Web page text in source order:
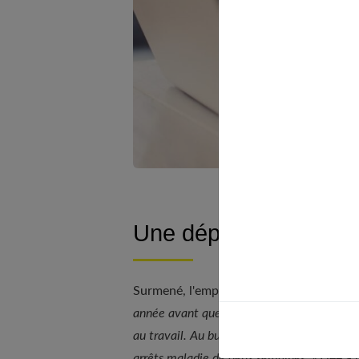
Une dépression
Surmené, l'employé connaît une
année avant que je parte, j'étais devenue
au travail. Au bureau, je partais pleurer